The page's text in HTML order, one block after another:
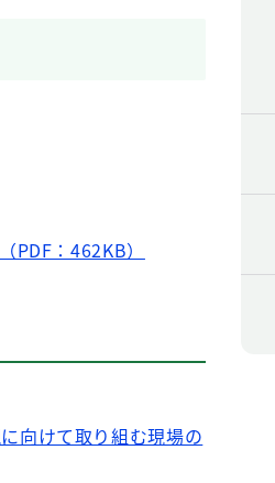
：462KB）
向けて取り組む現場の